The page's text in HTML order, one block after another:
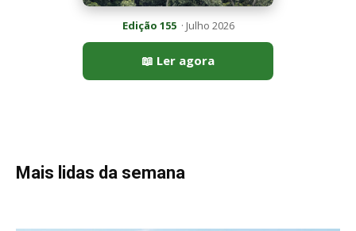
Edição 155· Julho 2026
📖 Ler agora
Mais lidas da semana